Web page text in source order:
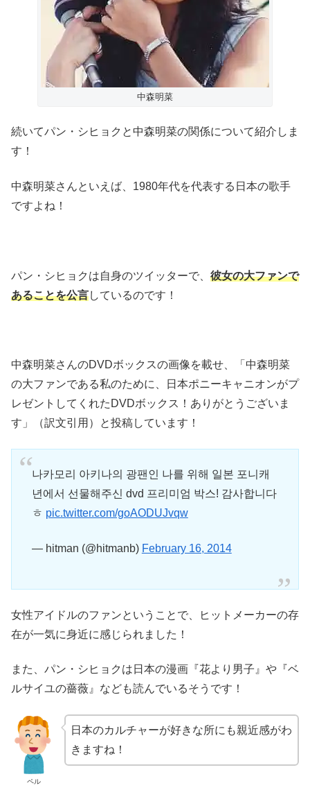
中森明菜
続いてパン・シヒョクと中森明菜の関係について紹介しま
す！
中森明菜さんといえば、 1980年代を代表する日本の歌手
ですよね！
パン・シヒョクは自身のツイッターで、 彼女の大ファンで
あることを公言しているのです！
中森明菜さんのDVDボックスの画像を載せ、「中森明菜
の大ファンである私のために、日本ポニーキャニオンがプ
レゼントしてくれた DVDボックス！ありがとうございま
す」（訳文引用）と投稿しています！
나카모리 아키나의 광팬인 나를 위해 일본 포니캐
년에서 선물해주신 dvd 프리미엄 박스! 감사합니다
ㅎ pic.twitter.com/goAODUJvqw
— hitman (@hitmanb) February 16, 2014
女性アイドルのファンということで、ヒットメーカーの存
在が一気に身近に感じられました！
また、パン・シヒョクは日本の漫画『花より男子』や『ベ
ルサイユの薔薇』なども読んでいるそうです！
ペル
日本のカルチャーが好きな所にも親近感がわ
きますね！